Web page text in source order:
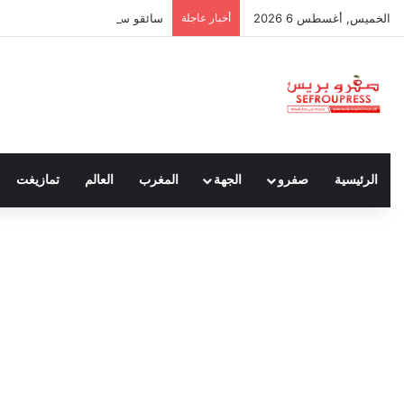
الخميس, أغسطس 6 2026 أخبار عاجلة سائقو سيارات الأجرة بين واجب
الرئيسية صفرو الجهة المغرب العالم تمازيغت